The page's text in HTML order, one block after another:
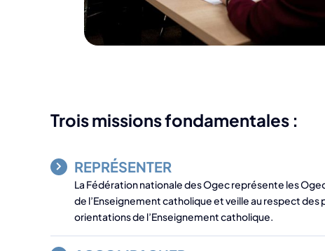
Trois missions fondamentales :
REPRÉSENTER
La Fédération nationale des Ogec représente les
de l’Enseignement catholique et veille au respect des
orientations de l’Enseignement catholique.